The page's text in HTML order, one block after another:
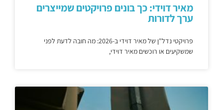
מאיר דוידי: כך בונים פרויקטים שמייצרים
ערך לדורות
פרויקטי נדל"ן של מאיר דוידי ב-2026: מה חובה לדעת לפני
שמשקיעים או רוכשים מאיר דוידי,